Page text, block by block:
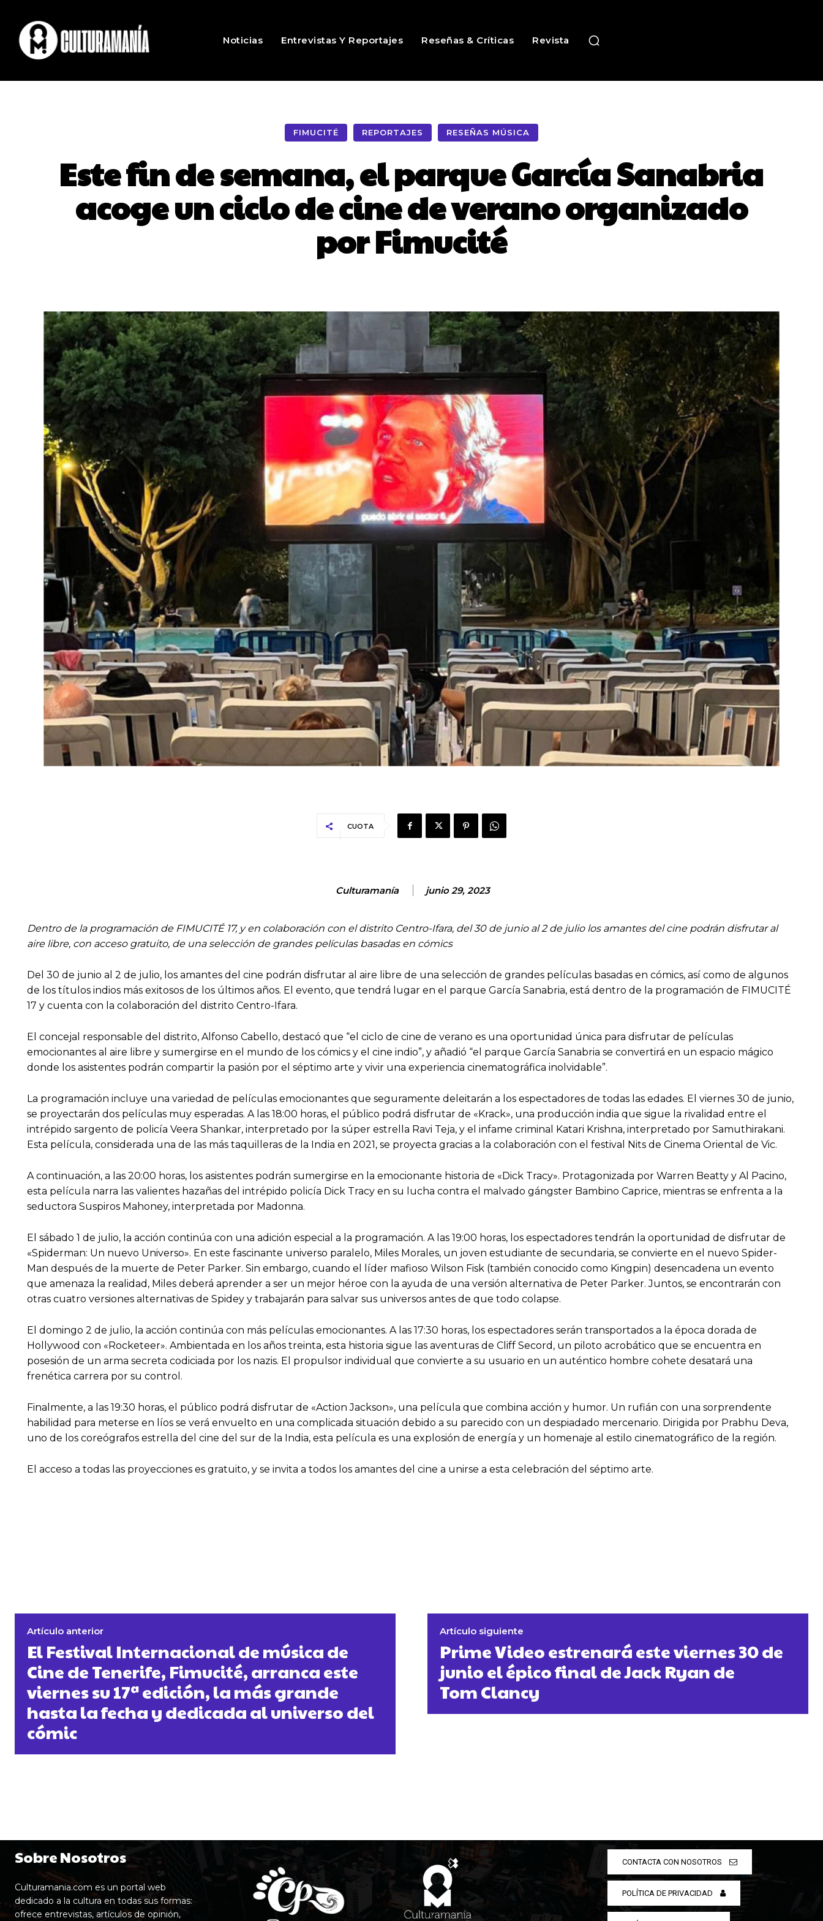
Noticias Entrevistas Y Reportajes Reseñas & Críticas Revista
FIMUCITÉ REPORTAJES RESEÑAS MÚSICA
Este fin de semana, el parque García Sanabria
acoge un ciclo de cine de verano organizado
por Fimucité
CUOTA
Culturamanía junio 29, 2023
Dentro de la programación de FIMUCITÉ 17, y en colaboración con el distrito Centro-Ifara, del 30 de junio al 2 de julio los amantes del cine podrán disfrutar al
aire libre, con acceso gratuito, de una selección de grandes películas basadas en cómics
Del 30 de junio al 2 de julio, los amantes del cine podrán disfrutar al aire libre de una selección de grandes películas basadas en cómics, así como de algunos
de los títulos indios más exitosos de los últimos años. El evento, que tendrá lugar en el parque García Sanabria, está dentro de la programación de FIMUCITÉ
17 y cuenta con la colaboración del distrito Centro-Ifara.
El concejal responsable del distrito, Alfonso Cabello, destacó que “el ciclo de cine de verano es una oportunidad única para disfrutar de películas
emocionantes al aire libre y sumergirse en el mundo de los cómics y el cine indio”, y añadió “el parque García Sanabria se convertirá en un espacio mágico
donde los asistentes podrán compartir la pasión por el séptimo arte y vivir una experiencia cinematográfica inolvidable”.
La programación incluye una variedad de películas emocionantes que seguramente deleitarán a los espectadores de todas las edades. El viernes 30 de junio,
se proyectarán dos películas muy esperadas. A las 18:00 horas, el público podrá disfrutar de «Krack», una producción india que sigue la rivalidad entre el
intrépido sargento de policía Veera Shankar, interpretado por la súper estrella Ravi Teja, y el infame criminal Katari Krishna, interpretado por Samuthirakani.
Esta película, considerada una de las más taquilleras de la India en 2021, se proyecta gracias a la colaboración con el festival Nits de Cinema Oriental de Vic.
A continuación, a las 20:00 horas, los asistentes podrán sumergirse en la emocionante historia de «Dick Tracy». Protagonizada por Warren Beatty y Al Pacino,
esta película narra las valientes hazañas del intrépido policía Dick Tracy en su lucha contra el malvado gángster Bambino Caprice, mientras se enfrenta a la
seductora Suspiros Mahoney, interpretada por Madonna.
El sábado 1 de julio, la acción continúa con una adición especial a la programación. A las 19:00 horas, los espectadores tendrán la oportunidad de disfrutar de
«Spiderman: Un nuevo Universo». En este fascinante universo paralelo, Miles Morales, un joven estudiante de secundaria, se convierte en el nuevo Spider-
Man después de la muerte de Peter Parker. Sin embargo, cuando el líder mafioso Wilson Fisk (también conocido como Kingpin) desencadena un evento
que amenaza la realidad, Miles deberá aprender a ser un mejor héroe con la ayuda de una versión alternativa de Peter Parker. Juntos, se encontrarán con
otras cuatro versiones alternativas de Spidey y trabajarán para salvar sus universos antes de que todo colapse.
El domingo 2 de julio, la acción continúa con más películas emocionantes. A las 17:30 horas, los espectadores serán transportados a la época dorada de
Hollywood con «Rocketeer». Ambientada en los años treinta, esta historia sigue las aventuras de Cliff Secord, un piloto acrobático que se encuentra en
posesión de un arma secreta codiciada por los nazis. El propulsor individual que convierte a su usuario en un auténtico hombre cohete desatará una
frenética carrera por su control.
Finalmente, a las 19:30 horas, el público podrá disfrutar de «Action Jackson», una película que combina acción y humor. Un rufián con una sorprendente
habilidad para meterse en líos se verá envuelto en una complicada situación debido a su parecido con un despiadado mercenario. Dirigida por Prabhu Deva,
uno de los coreógrafos estrella del cine del sur de la India, esta película es una explosión de energía y un homenaje al estilo cinematográfico de la región.
El acceso a todas las proyecciones es gratuito, y se invita a todos los amantes del cine a unirse a esta celebración del séptimo arte.
Artículo anterior
El Festival Internacional de música de
Cine de Tenerife, Fimucité, arranca este
viernes su 17ª edición, la más grande
hasta la fecha y dedicada al universo del
cómic
Artículo siguiente
Prime Video estrenará este viernes 30 de
junio el épico final de Jack Ryan de
Tom Clancy
Sobre Nosotros
Culturamania.com es un portal web
dedicado a la cultura en todas sus formas:
ofrece entrevistas, artículos de opinión,
CONTACTA CON NOSOTROS
POLÍTICA DE PRIVACIDAD